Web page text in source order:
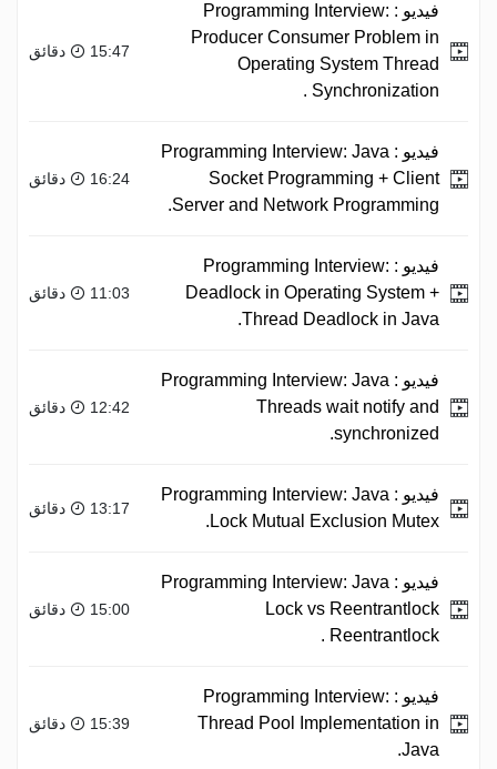
فيديو : Programming Interview:
Producer Consumer Problem in
Operating System Thread
Synchronization .
15:47 دقائق
فيديو : Programming Interview: Java
Socket Programming + Client
Server and Network Programming.
16:24 دقائق
فيديو : Programming Interview:
Deadlock in Operating System +
Thread Deadlock in Java.
11:03 دقائق
فيديو : Programming Interview: Java
Threads wait notify and
synchronized.
12:42 دقائق
فيديو : Programming Interview: Java
Lock Mutual Exclusion Mutex.
13:17 دقائق
فيديو : Programming Interview: Java
Lock vs Reentrantlock
Reentrantlock .
15:00 دقائق
فيديو : Programming Interview:
Thread Pool Implementation in
Java.
15:39 دقائق